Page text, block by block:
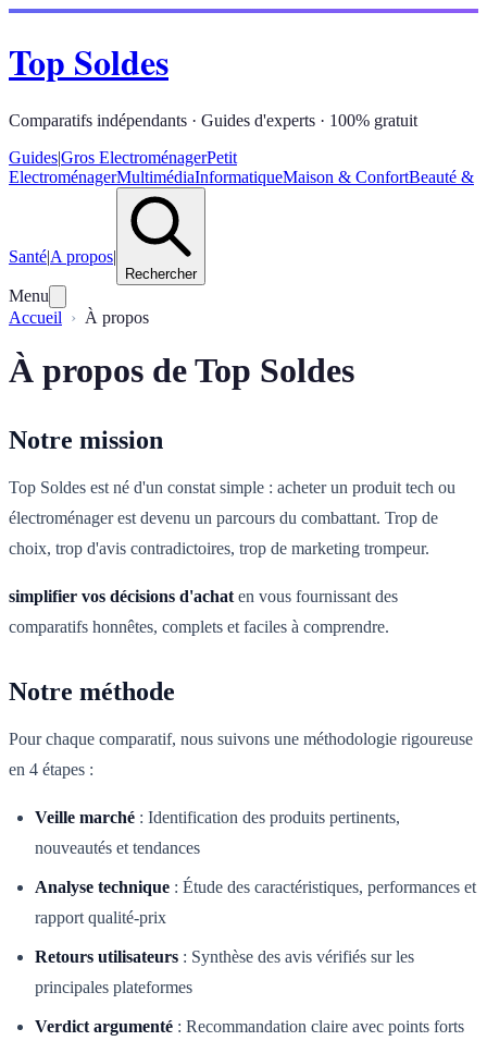
Top Soldes
Comparatifs indépendants · Guides d'experts · 100% gratuit
Guides|Gros ElectroménagerPetit
ElectroménagerMultimédiaInformatiqueMaison & ConfortBeauté &
Santé|A propos|
Rechercher
Menu
Accueil
À propos
À propos de Top Soldes
Notre mission
Top Soldes est né d'un constat simple : acheter un produit tech ou
électroménager est devenu un parcours du combattant. Trop de
choix, trop d'avis contradictoires, trop de marketing trompeur.
simplifier vos décisions d'achat en vous fournissant des
comparatifs honnêtes, complets et faciles à comprendre.
Notre méthode
Pour chaque comparatif, nous suivons une méthodologie rigoureuse
en 4 étapes :
Veille marché : Identification des produits pertinents,
nouveautés et tendances
Analyse technique : Étude des caractéristiques, performances et
rapport qualité-prix
Retours utilisateurs : Synthèse des avis vérifiés sur les
principales plateformes
Verdict argumenté : Recommandation claire avec points forts